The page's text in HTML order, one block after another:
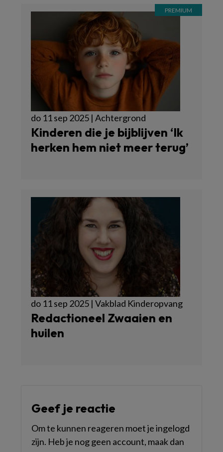
do 11 sep 2025 | Achtergrond
Kinderen die je bijblijven ‘Ik
herken hem niet meer terug’
do 11 sep 2025 | Vakblad Kinderopvang
Redactioneel Zwaaien en
huilen
Geef je reactie
Om te kunnen reageren moet je ingelogd
zijn. Heb je nog geen account, maak dan